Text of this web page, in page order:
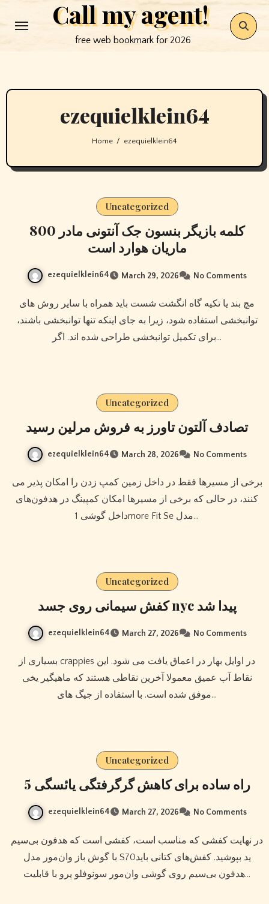
to
Call my agent!
free web bookmark for 2026
ezequielklein64
Home ezequielklein64
Uncategorized
800 کلمه بازیگر بنسون جک آنتونی مادر
ماریان هوارد است
ezequielklein64 March 29, 2026 No Comments
مچ بند یا تکیه گاه انگشت شست باید همراه با سایر روش های
توانبخشی استفاده شود، زیرا به جای اینکه تنها توانبخشی باشند،
برای تکمیل توانبخشی طراحی شده اند. اگر…
Uncategorized
تصادف آلتون تاورز به فروش مرلین رسید
ezequielklein64 March 28, 2026 No Comments
برخی از مسیرها فقط در داخل زمین کمپ زدن را امکان پذیر می
کنند، در حالی که برخی از مسیرها امکان کمپینگ در هدفون‌های
داخل گوشی 1more Fit Se مدل…
Uncategorized
کفش سیمانی روی جسد nyc پیدا شد
ezequielklein64 March 27, 2026 No Comments
بسیاری از crappies در اوایل بهار در اعماق یافت می شود. این
نقاط آب عمیق معمولا آخرین نقاطی هستند که ماهیگیر یخی
موفق شده است. با استفاده از جیگ های…
Uncategorized
5 راه ساده برای کاهش گرگرفتگی یائسگی
ezequielklein64 March 27, 2026 No Comments
در نهایت کفشی که مناسب است، کفشی است که هدفون بی‌سیم
با گوش باز وان‌مور مدل S70ید بپوشید. کفش‌های کتانی باید
هدفون بی‌سیم روی گوشی وان‌مور سونوفلو پرو با قابلیت…